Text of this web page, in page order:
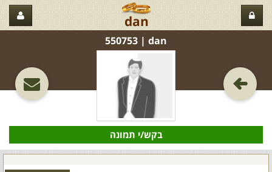
dan
dan‏ | 550753
בקש/י תמונה